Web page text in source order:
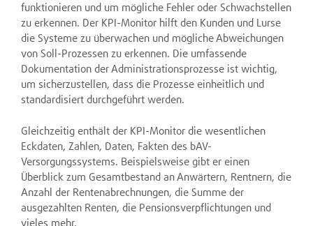
funktionieren und um mögliche Fehler oder Schwachstellen
zu erkennen. Der KPI-Monitor hilft den Kunden und Lurse
die Systeme zu überwachen und mögliche Abweichungen
von Soll-Prozessen zu erkennen. Die umfassende
Dokumentation der Administrationsprozesse ist wichtig,
um sicherzustellen, dass die Prozesse einheitlich und
standardisiert durchgeführt werden.
Gleichzeitig enthält der KPI-Monitor die wesentlichen
Eckdaten, Zahlen, Daten, Fakten des bAV-
Versorgungssystems. Beispielsweise gibt er einen
Überblick zum Gesamtbestand an Anwärtern, Rentnern, die
Anzahl der Rentenabrechnungen, die Summe der
ausgezahlten Renten, die Pensionsverpflichtungen und
vieles mehr.